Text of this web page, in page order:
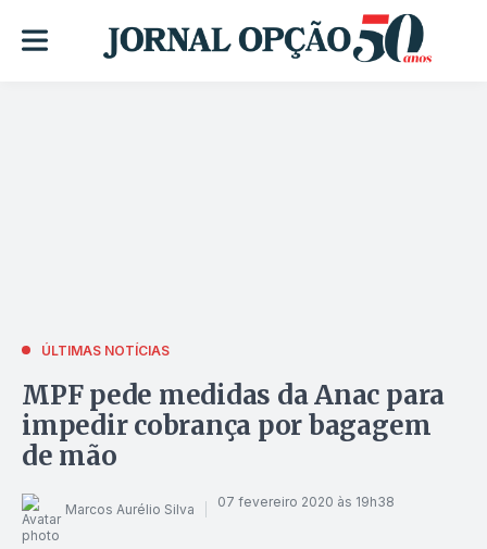
ÚLTIMAS NOTÍCIAS
MPF pede medidas da Anac para
impedir cobrança por bagagem
de mão
Marcos Aurélio Silva 07 fevereiro 2020 às 19h38